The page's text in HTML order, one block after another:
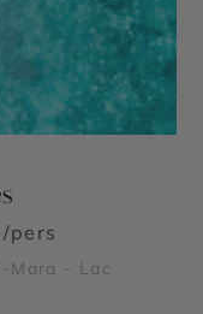
/pers
Mara - Lac